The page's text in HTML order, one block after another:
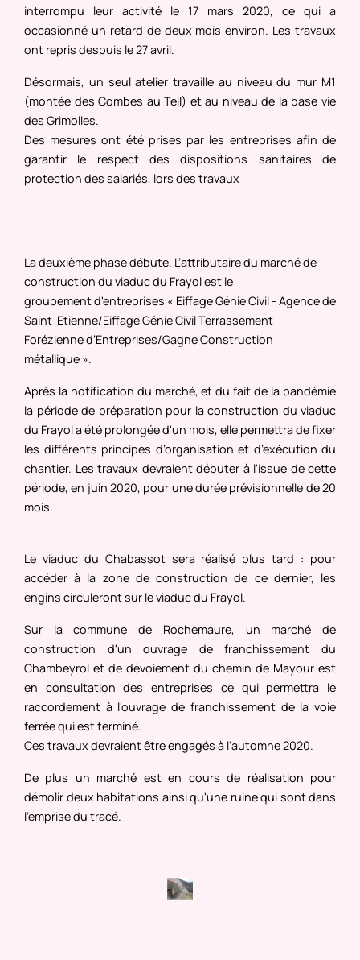
interrompu leur activité le 17 mars 2020, ce qui a
occasionné un retard de deux mois environ. Les travaux
ont repris despuis le 27 avril.
Désormais, un seul atelier travaille au niveau du mur M1
(montée des Combes au Teil) et au niveau de la base vie
des Grimolles.
Des mesures ont été prises par les entreprises afin de
garantir le respect des dispositions sanitaires de
protection des salariés, lors des travaux
La deuxième phase débute. L’attributaire du marché de
construction du viaduc du Frayol est le
groupement d'entreprises « Eiffage Génie Civil - Agence de
Saint-Etienne/Eiffage Génie Civil Terrassement -
Forézienne d’Entreprises/Gagne Construction
métallique ».
Après la notification du marché, et du fait de la pandémie
la période de préparation pour la construction du viaduc
du Frayol a été prolongée d'un mois, elle permettra de fixer
les différents principes d’organisation et d’exécution du
chantier. Les travaux devraient débuter à l'issue de cette
période, en juin 2020, pour une durée prévisionnelle de 20
mois.
Le viaduc du Chabassot sera réalisé plus tard : pour
accéder à la zone de construction de ce dernier, les
engins circuleront sur le viaduc du Frayol.
Sur la commune de Rochemaure, un marché de
construction d'un ouvrage de franchissement du
Chambeyrol et de dévoiement du chemin de Mayour est
en consultation des entreprises ce qui permettra le
raccordement à l'ouvrage de franchissement de la voie
ferrée qui est terminé.
Ces travaux devraient être engagés à l'automne 2020.
De plus un marché est en cours de réalisation pour
démolir deux habitations ainsi qu'une ruine qui sont dans
l'emprise du tracé.